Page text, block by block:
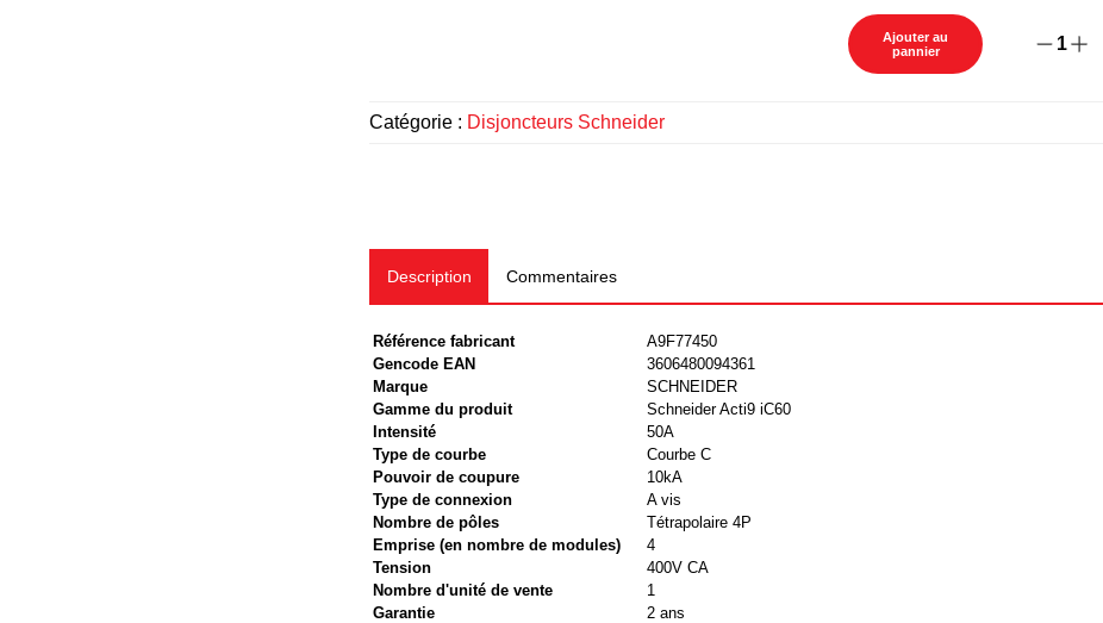
Ajouter au
pannier
1
Catégorie : Disjoncteurs Schneider
Description Commentaires
Référence fabricant
A9F77450
Gencode EAN
3606480094361
Marque
SCHNEIDER
Gamme du produit
Schneider Acti9 iC60
Intensité
50A
Type de courbe
Courbe C
Pouvoir de coupure
10kA
Type de connexion
A vis
Nombre de pôles
Tétrapolaire 4P
Emprise (en nombre de modules)
4
Tension
400V CA
Nombre d'unité de vente
1
Garantie
2 ans